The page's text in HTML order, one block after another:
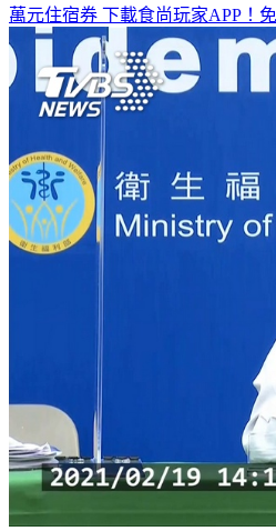
萬元住宿券 下載食尚玩家APP！